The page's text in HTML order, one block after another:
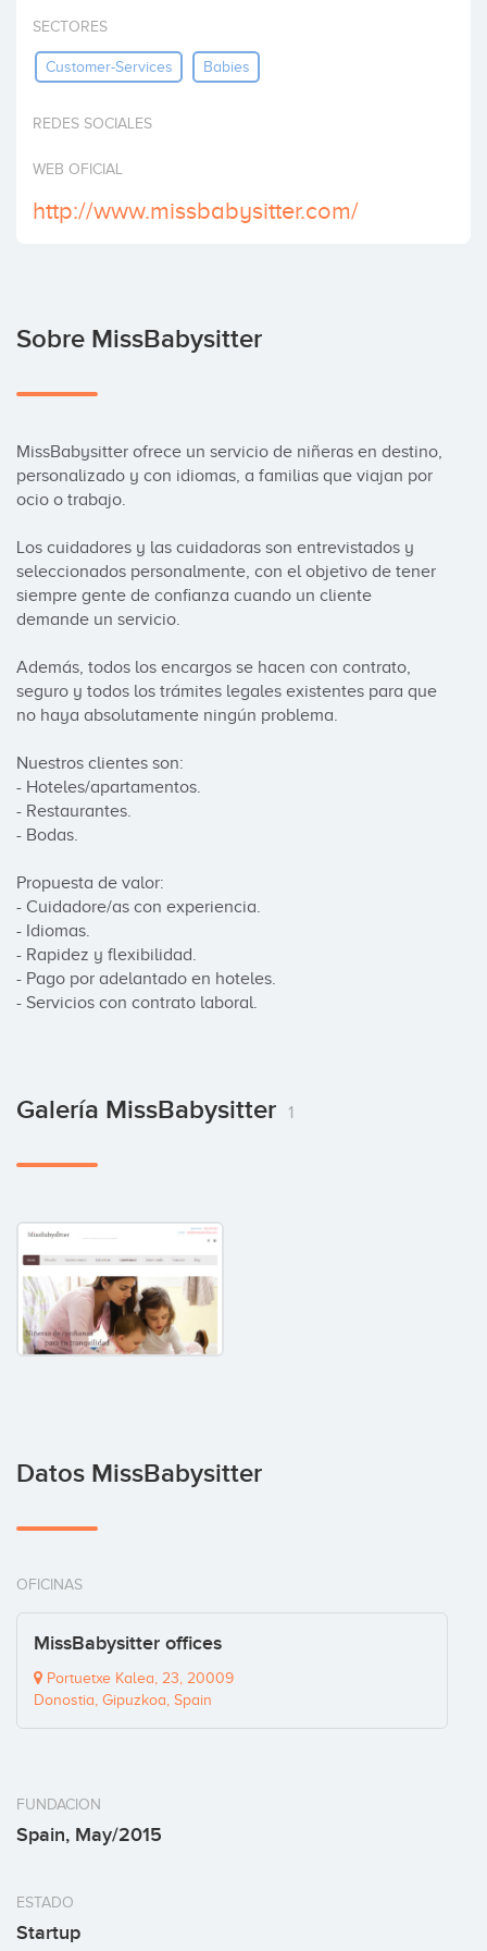
Invertir
SECTORES
Customer-Services Babies
REDES SOCIALES
WEB OFICIAL
http://www.missbabysitter.com/
Sobre MissBabysitter
MissBabysitter ofrece un servicio de niñeras en destino,
personalizado y con idiomas, a familias que viajan por
ocio o trabajo.
Los cuidadores y las cuidadoras son entrevistados y
seleccionados personalmente, con el objetivo de tener
siempre gente de confianza cuando un cliente
demande un servicio.
Además, todos los encargos se hacen con contrato,
seguro y todos los trámites legales existentes para que
no haya absolutamente ningún problema.
Nuestros clientes son:
- Hoteles/apartamentos.
- Restaurantes.
- Bodas.
Propuesta de valor:
- Cuidadore/as con experiencia.
- Idiomas.
- Rapidez y flexibilidad.
- Pago por adelantado en hoteles.
- Servicios con contrato laboral.
Galería MissBabysitter 1
Datos MissBabysitter
OFICINAS
MissBabysitter offices
Portuetxe Kalea, 23, 20009
Donostia, Gipuzkoa, Spain
FUNDACION
Spain, May/2015
ESTADO
Startup